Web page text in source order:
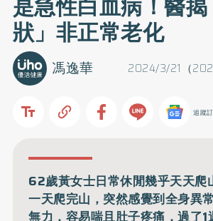
是急性白血病！醫
狀」非正常老化
2024/3/21（
馮逸華
追蹤
62歲黃女士日常休閒幾乎天天爬
一天爬完山，突然感覺到全身異
無力，容易喘且肚子疼痛，過了